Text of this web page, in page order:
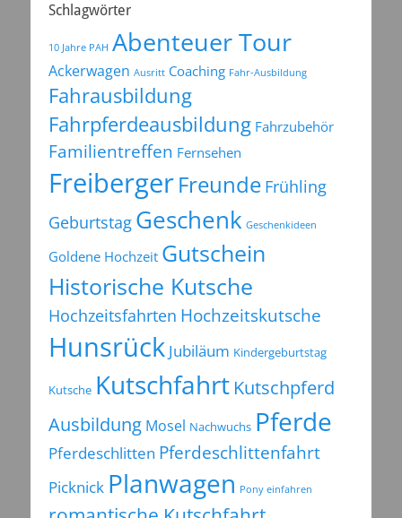
Schlagwörter
10 Jahre PAH Abenteuer Tour
Ackerwagen Ausritt Coaching Fahr-Ausbildung
Fahrausbildung
Fahrpferdeausbildung Fahrzubehör
Familientreffen Fernsehen
FreibergerFreunde Frühling
Geburtstag Geschenk Geschenkideen
Goldene Hochzeit Gutschein
Historische Kutsche
Hochzeitsfahrten Hochzeitskutsche
Hunsrück Jubiläum Kindergeburtstag
Kutsche Kutschfahrt Kutschpferd
Ausbildung Mosel Nachwuchs Pferde
Pferdeschlitten Pferdeschlittenfahrt
Picknick Planwagen Pony einfahren